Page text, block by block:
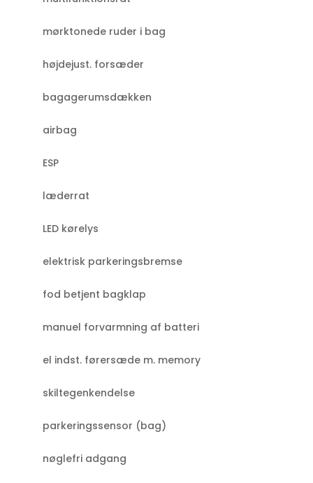
mørktonede ruder i bag
højdejust. forsæder
bagagerumsdækken
airbag
ESP
læderrat
LED kørelys
elektrisk parkeringsbremse
fod betjent bagklap
manuel forvarmning af batteri
el indst. førersæde m. memory
skiltegenkendelse
parkeringssensor (bag)
nøglefri adgang